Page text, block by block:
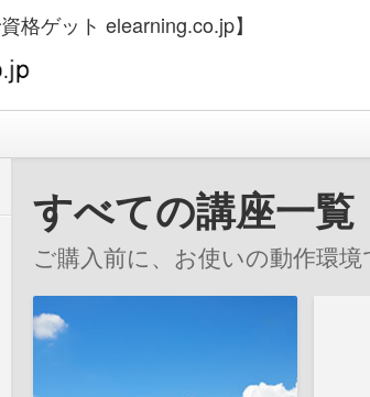
格ゲット elearning.co.jp】
すべての講座一覧
ご購入前に、お使いの動作環